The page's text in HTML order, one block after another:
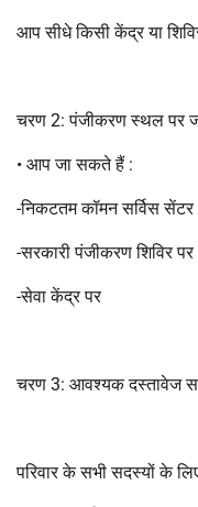
आप सीधे किसी केंद्र या
चरण 2: पंजीकरण स्थल पर
• आप जा सकते हैं :
-निकटतम कॉमन सर्विस
-सरकारी पंजीकरण शिविर पर
-सेवा केंद्र पर
चरण 3: आवश्यक दस्तावेज
परिवार के सभी सदस्यों के